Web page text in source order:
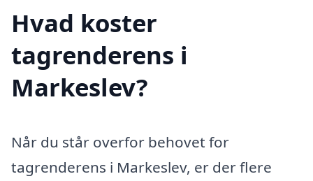
Hvad koster
tagrenderens i
Markeslev?
Når du står overfor behovet for
tagrenderens i Markeslev, er der flere